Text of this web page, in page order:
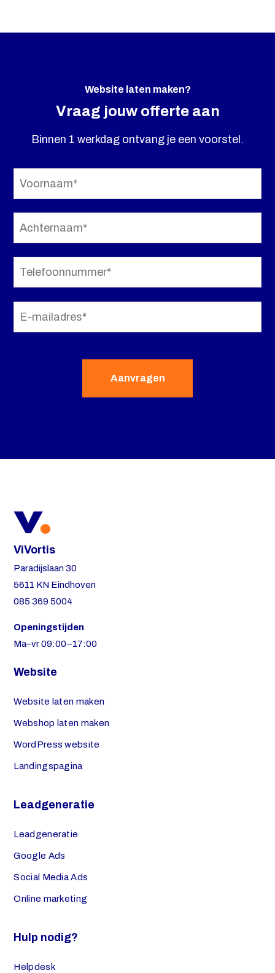
Website laten maken?
Vraag jouw offerte aan
Binnen 1 werkdag ontvang je een voorstel.
ViVortis
Paradijslaan 30
5611 KN Eindhoven
085 369 5004
Openingstijden
Ma–vr 09:00–17:00
Website
Website laten maken
Webshop laten maken
WordPress website
Landingspagina
Leadgeneratie
Leadgeneratie
Google Ads
Social Media Ads
Online marketing
Hulp nodig?
Helpdesk